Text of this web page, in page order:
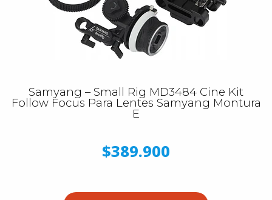
Samyang – Small Rig MD3484 Cine Kit
Follow Focus Para Lentes Samyang Montura
E
$389.900